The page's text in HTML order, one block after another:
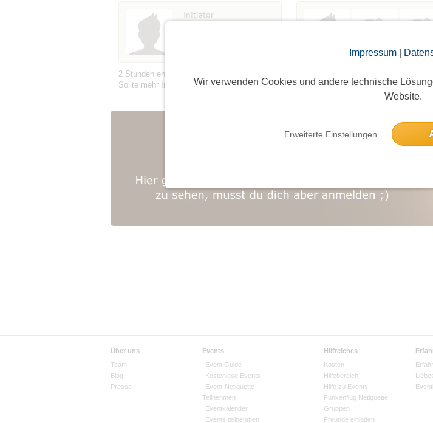
Impressum|
Wir verwenden Cookies und andere technische
Website.
Erweiterte Einstellungen
Initiator
2 Stunden entspanntes bowlen auf einer Bahn in geselliger Runde (Max. 4 Spieler pro
Sollte mehr Interesse bestehen, besteht die Möglichkeit eine zweite Bahn zu bestellen.
Über uns
Team
Blog
Presse
Events
Event Guide
Kostenlose Events
Event-Netiquette
Teilnehmen
Eventkalender
Events teilnehmen
Hilfreiches
Kosten
Hilfebereich
Hilfe zu Events
Funkenflug Netiquette
Gruppen
Freunde einladen